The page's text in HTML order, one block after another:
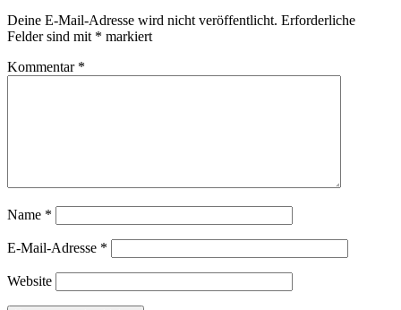
Deine E-Mail-Adresse wird nicht veröffentlicht. Erforderliche
Felder sind mit * markiert
Kommentar *
Name *
E-Mail-Adresse *
Website